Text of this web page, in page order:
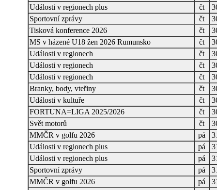
Události v regionech plus
čt
Sportovní zprávy
čt
Tisková konference 2026
čt
MS v házené U18 žen 2026 Rumunsko
čt
Události v regionech
čt
Události v regionech
čt
Události v regionech
čt
Branky, body, vteřiny
čt
Události v kultuře
čt
FORTUNA=LIGA 2025/2026
čt
Svět motorů
čt
MMČR v golfu 2026
pá
Události v regionech plus
pá
Události v regionech plus
pá
Sportovní zprávy
pá
MMČR v golfu 2026
pá